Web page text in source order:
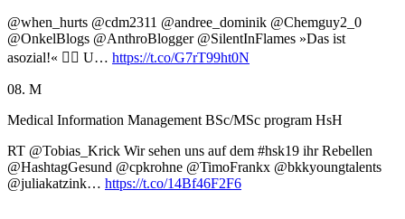
@when_hurts @cdm2311 @andree_dominik @Chemguy2_0
@OnkelBlogs @AnthroBlogger @SilentInFlames »Das ist
asozial!« 👉🏼 U… https://t.co/G7rT99ht0N
08. M
Medical Information Management BSc/MSc program HsH
RT @Tobias_Krick Wir sehen uns auf dem #hsk19 ihr Rebellen
@HashtagGesund @cpkrohne @TimoFrankx @bkkyoungtalents
@juliakatzink… https://t.co/14Bf46F2F6